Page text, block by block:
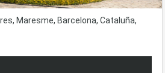
Maresme, Barcelona, Cataluña,